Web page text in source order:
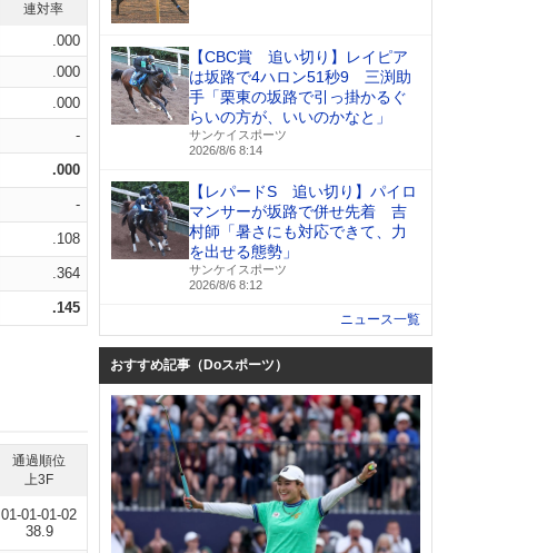
連対率
.000
.000
.000
-
.000
-
.108
.364
.145
通過順位
上3F
01-01-01-02
38.9
【CBC賞 追い切り】レイピア
は坂路で4ハロン51秒9 三渕助
手「栗東の坂路で引っ掛かるぐ
らいの方が、いいのかなと」
サンケイスポーツ
2026/8/6 8:14
【レパードS 追い切り】パイロ
マンサーが坂路で併せ先着 吉
村師「暑さにも対応できて、力
を出せる態勢」
サンケイスポーツ
2026/8/6 8:12
ニュース一覧
おすすめ記事（Doスポーツ）